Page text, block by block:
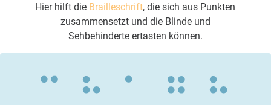
Hier hilft die Brailleschrift, die sich aus Punkten
zusammensetzt und die Blinde und
Sehbehinderte ertasten können.